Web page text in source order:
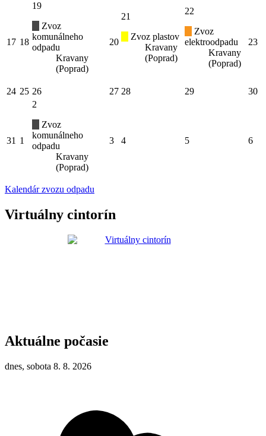
17 18
19
Zvoz
komunálneho
odpadu
Kravany
(Poprad)
20
21
Zvoz plastov
Kravany
(Poprad)
22
Zvoz
elektroodpadu
Kravany
(Poprad)
23
24 25 26 27 28 29 30
31 1
2
Zvoz
komunálneho
odpadu
Kravany
(Poprad)
3 4 5 6
Kalendár zvozu odpadu
Virtuálny cintorín
Aktuálne počasie
dnes, sobota 8. 8. 2026